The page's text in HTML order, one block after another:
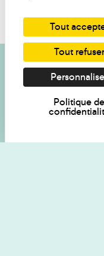
Je
Tout
Tout refuser
Politique de